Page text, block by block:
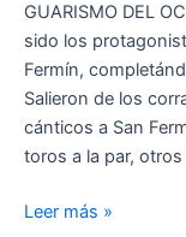
GUARISMO DEL
sido los
Fermín,
Salieron de los
cánticos a San
toros a la par,
herido
por
asta
de
toro
y
contusionados
Leer más »